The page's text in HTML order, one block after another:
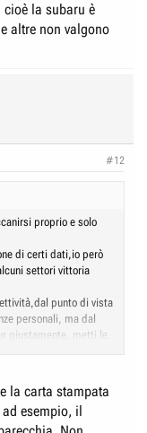
la subaru è
altre non valgono
#12
proprio e solo
di certi dati,io però
settori vittoria
punto di vista
personali, ma dal
giustamente, metti le
subaru deve essere
sulla "ricerca
qualità degli
(rivendibilità ecc.),e
la carta stampata
esempio, il